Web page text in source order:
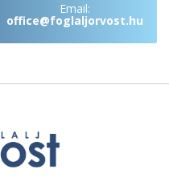
Email:
office@foglaljorvost.hu